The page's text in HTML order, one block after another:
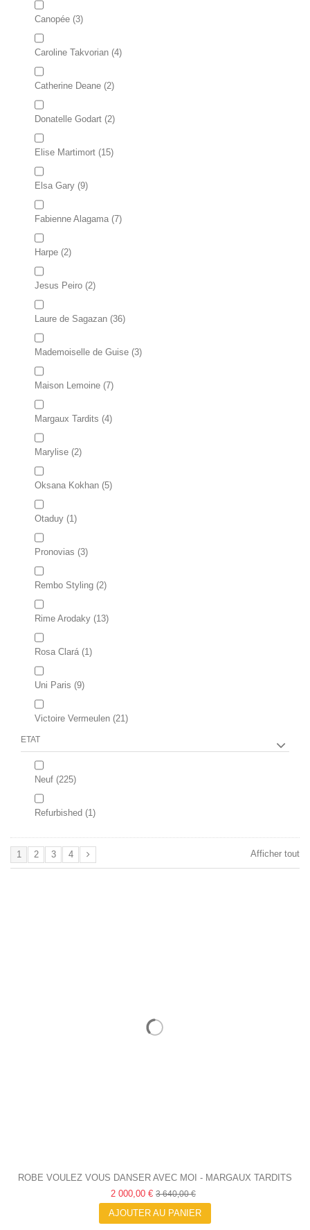
Canopée (3)
Caroline Takvorian (4)
Catherine Deane (2)
Donatelle Godart (2)
Elise Martimort (15)
Elsa Gary (9)
Fabienne Alagama (7)
Harpe (2)
Jesus Peiro (2)
Laure de Sagazan (36)
Mademoiselle de Guise (3)
Maison Lemoine (7)
Margaux Tardits (4)
Marylise (2)
Oksana Kokhan (5)
Otaduy (1)
Pronovias (3)
Rembo Styling (2)
Rime Arodaky (13)
Rosa Clará (1)
Uni Paris (9)
Victoire Vermeulen (21)
ETAT
Neuf (225)
Refurbished (1)
Afficher tout
1 2 3 4
ROBE VOULEZ VOUS DANSER AVEC MOI - MARGAUX TARDITS
2 000,00 € 3 640,00 €
AJOUTER AU PANIER